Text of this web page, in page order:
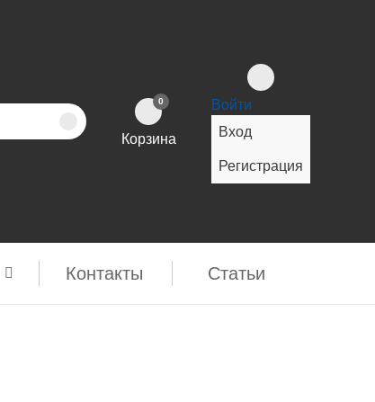
0
Корзина
Войти
Вход
Регистрация
Контакты Cтатьи